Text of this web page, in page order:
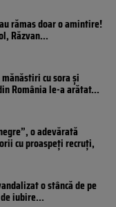
rămas doar o amintire!
Răzvan...
cu sora și
România le-a arătat...
o adevărată
cu proaspeți recruți,
o stâncă de pe
iubire...